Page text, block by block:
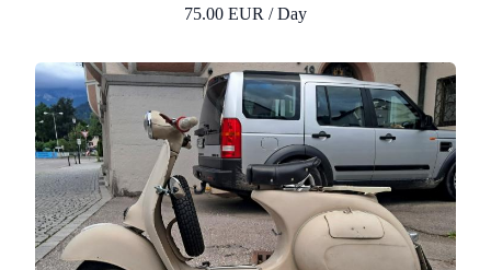
75.00 EUR / Day